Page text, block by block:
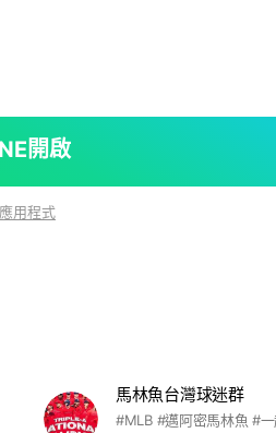
開啟
用程式
馬林魚台灣球迷群